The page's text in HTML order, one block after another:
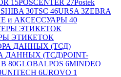
15POSCENTER 27Postek
30TSC 46URSA 3ZEBRA
и АКСЕССУАРЫ 40
ЭТИКЕТОК
ДАННЫХ (ТСД)POINT-
80GLOBALPOS 6MINDEO
UNITECH 6UROVO 1